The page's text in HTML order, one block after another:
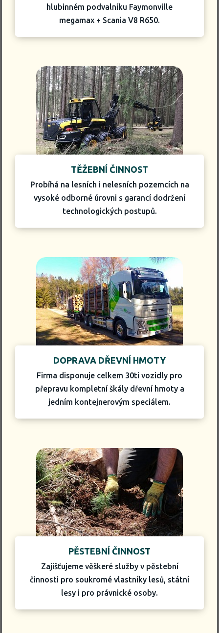
hlubinném podvalníku Faymonville
megamax + Scania V8 R650.
TĚŽEBNÍ ČINNOST
Probíhá na lesních i nelesních pozemcích na
vysoké odborné úrovni s garancí dodržení
technologických postupů.
DOPRAVA DŘEVNÍ HMOTY
Firma disponuje celkem 30ti vozidly pro
přepravu kompletní škály dřevní hmoty a
jedním kontejnerovým speciálem.
PĚSTEBNÍ ČINNOST
Zajišťujeme věškeré služby v pěstební
činnosti pro soukromé vlastníky lesů, státní
lesy i pro právnické osoby.